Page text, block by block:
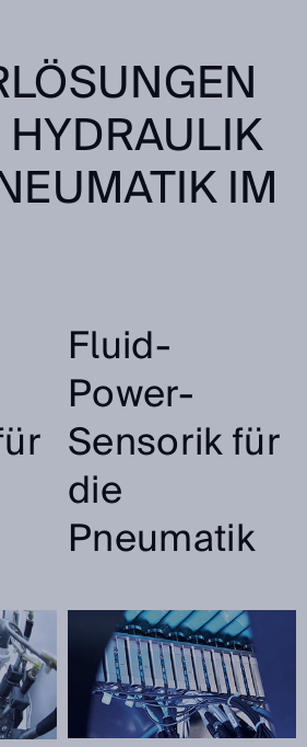
IM
Fluid-
Power-
Sensorik für
die
Pneumatik